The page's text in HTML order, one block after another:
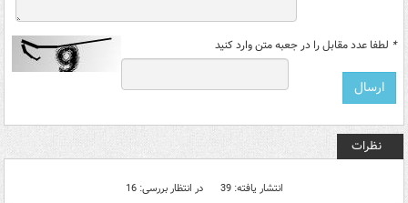
* لطفا عدد مقابل را در جعبه متن وارد کنید
نظرات
انتشار یافته: 39 در انتظار بررسی: 16